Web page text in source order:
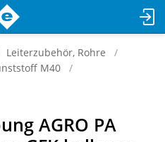
Leiterzubehör, Rohre
M40
AGRO PA